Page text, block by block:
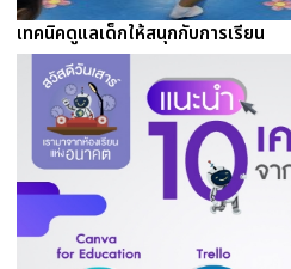
เทคนิคดูแลเด็กให้สนุกกับการเรียน